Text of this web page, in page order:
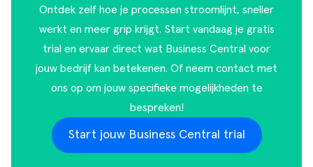
Ontdek zelf hoe je processen stroomlijnt, sneller
werkt en meer grip krijgt. Start vandaag je gratis
trial en ervaar direct wat Business Central voor
jouw bedrijf kan betekenen. Of neem contact met
ons op om jouw specifieke mogelijkheden te
bespreken!
Start jouw Business Central trial